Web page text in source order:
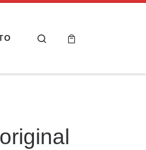
Search